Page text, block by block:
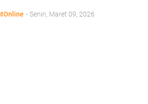
- Senin, Maret 09, 2026